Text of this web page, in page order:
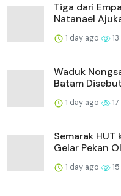
Tiga dari
Natanael
1 day ago 13
Waduk
Batam
1 day ago 17
Semarak HUT
Gelar Pekan
1 day ago 15